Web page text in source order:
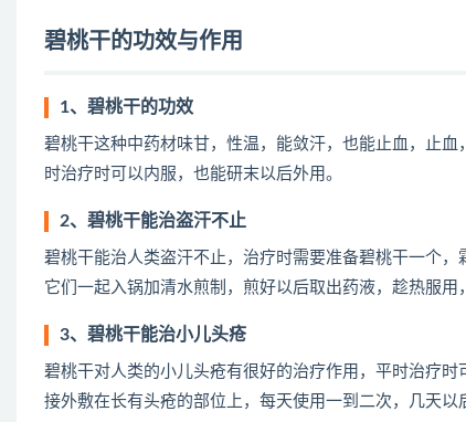
碧桃干的功效与作用
1、碧桃干的功效
碧桃干这种中药材味甘，性温，能敛汗，也能止血，止
时治疗时可以内服，也能研末以后外用。
2、碧桃干能治盗汗不止
碧桃干能治人类盗汗不止，治疗时需要准备碧桃干一个
它们一起入锅加清水煎制，煎好以后取出药液，趁热服用
3、碧桃干能治小儿头疮
碧桃干对人类的小儿头疮有很好的治疗作用，平时治疗
接外敷在长有头疮的部位上，每天使用一到二次，几天